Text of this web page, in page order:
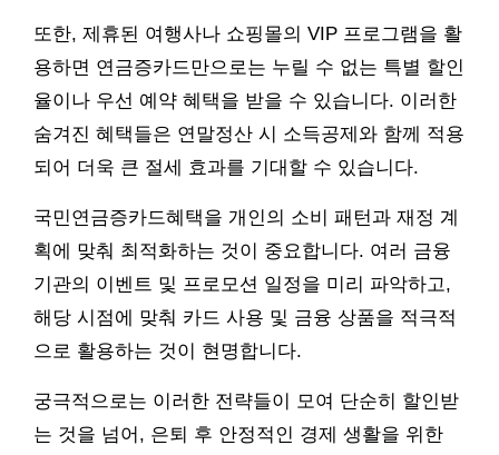
또한, 제휴된 여행사나 쇼핑몰의 VIP 프로그램을 활
용하면 연금증카드만으로는 누릴 수 없는 특별 할인
율이나 우선 예약 혜택을 받을 수 있습니다. 이러한
숨겨진 혜택들은 연말정산 시 소득공제와 함께 적용
되어 더욱 큰 절세 효과를 기대할 수 있습니다.
국민연금증카드혜택을 개인의 소비 패턴과 재정 계
획에 맞춰 최적화하는 것이 중요합니다. 여러 금융
기관의 이벤트 및 프로모션 일정을 미리 파악하고,
해당 시점에 맞춰 카드 사용 및 금융 상품을 적극적
으로 활용하는 것이 현명합니다.
궁극적으로는 이러한 전략들이 모여 단순히 할인받
는 것을 넘어, 은퇴 후 안정적인 경제 생활을 위한